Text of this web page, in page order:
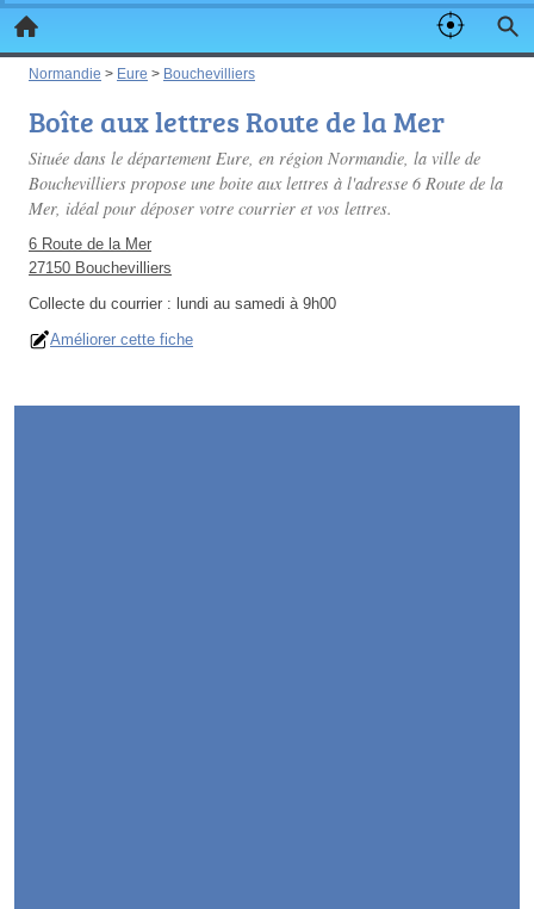
Normandie > Eure > Bouchevilliers
Boîte aux lettres Route de la Mer
Située dans le département Eure, en région Normandie, la ville de
Bouchevilliers propose une boite aux lettres à l'adresse 6 Route de la
Mer, idéal pour déposer votre courrier et vos lettres.
6 Route de la Mer
27150 Bouchevilliers
Collecte du courrier : lundi au samedi à 9h00
Améliorer cette fiche